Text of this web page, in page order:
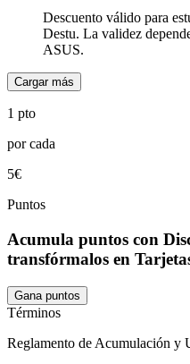
Descuento válido para
Destu. La validez
ASUS.
Cargar más
1 pto
por cada
5€
Puntos
Acumula puntos con
transfórmalos en
Gana puntos
Términos
Reglamento de Acumulación y